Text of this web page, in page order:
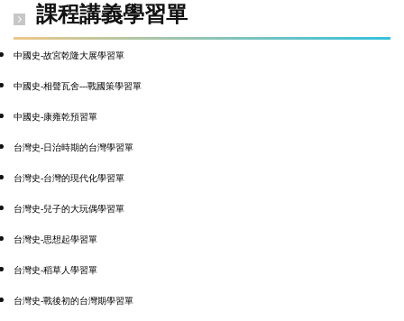
課程講義學習單
中國史-故宮乾隆大展學習單
中國史-相聲瓦舍---戰國策學習單
中國史-康雍乾預習單
台灣史-日治時期的台灣學習單
台灣史-台灣的現代化學習單
台灣史-兒子的大玩偶學習單
台灣史-思想起學習單
台灣史-稻草人學習單
台灣史-戰後初的台灣期學習單